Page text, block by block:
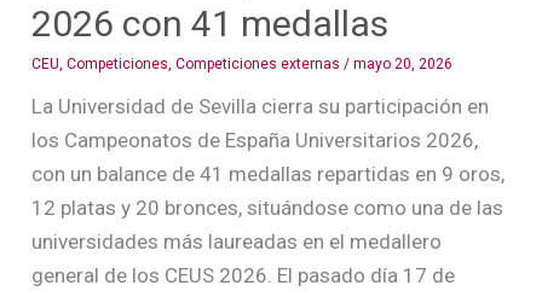
2026 con 41 medallas
CEU ,Competiciones ,Competiciones externas /mayo 20, 2026
La Universidad de Sevilla cierra su participación en
los Campeonatos de España Universitarios 2026,
con un balance de 41 medallas repartidas en 9 oros,
12 platas y 20 bronces, situándose como una de las
universidades más laureadas en el medallero
general de los CEUS 2026. El pasado día 17 de